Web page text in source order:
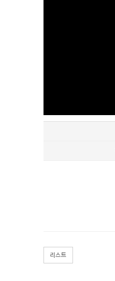
리스트